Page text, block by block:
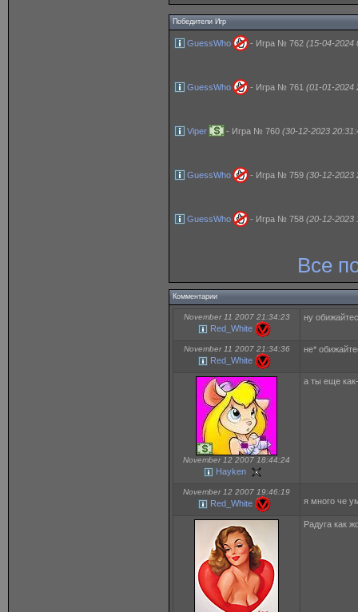
Победители Игр
GuessWho - Игра № 762 (15-04-2024
GuessWho - Игра № 761 (01-01-2024
Viper - Игра № 760 (30-12-2023
GuessWho - Игра № 759 (30-12-2023
GuessWho - Игра № 758 (20-12-2023
Все
Комментарии
November 11 2007 21:34:23
Red_White
ну
November 11 2007 21:34:36
Red_White
не*
November 12 2007 18:44:24
Hayken
а ты еще
November 12 2007 19:46:19
Red_White я много че
Радуга как